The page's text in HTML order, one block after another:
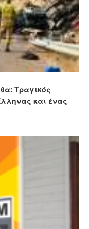
Τραγικός
και ένας